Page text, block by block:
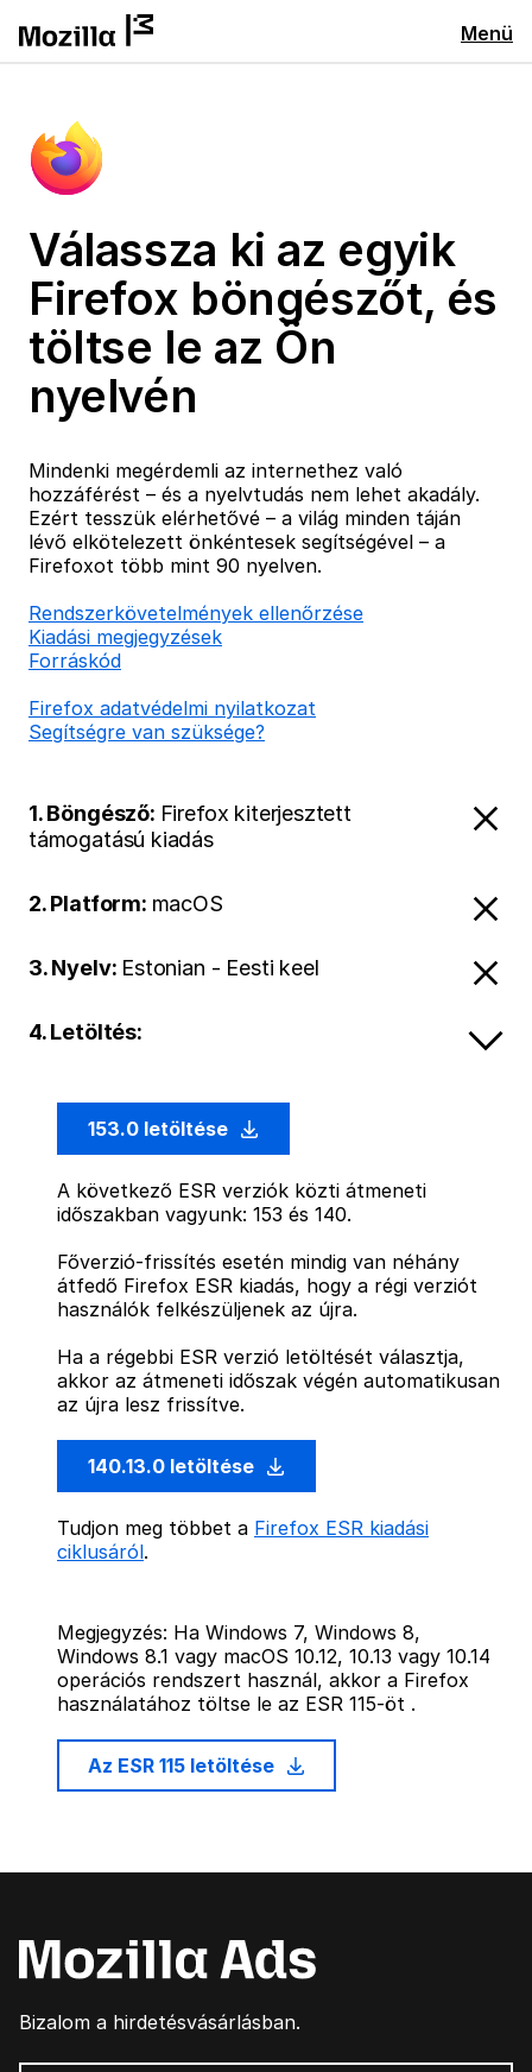
Menü
Válassza ki az egyik
Firefox böngészőt, és
töltse le az Ön
nyelvén
Mindenki megérdemli az internethez való
hozzáférést – és a nyelvtudás nem lehet akadály.
Ezért tesszük elérhetővé – a világ minden táján
lévő elkötelezett önkéntesek segítségével – a
Firefoxot több mint 90 nyelven.
Rendszerkövetelmények ellenőrzése
Kiadási megjegyzések
Forráskód
Firefox adatvédelmi nyilatkozat
Segítségre van szüksége?
1. Böngésző: Firefox kiterjesztett
támogatású kiadás
2. Platform: macOS
3. Nyelv: Estonian - Eesti keel
4. Letöltés:
153.0 letöltése
A következő ESR verziók közti átmeneti
időszakban vagyunk: 153 és 140.
Főverzió-frissítés esetén mindig van néhány
átfedő Firefox ESR kiadás, hogy a régi verziót
használók felkészüljenek az újra.
Ha a régebbi ESR verzió letöltését választja,
akkor az átmeneti időszak végén automatikusan
az újra lesz frissítve.
140.13.0 letöltése
Tudjon meg többet a Firefox ESR kiadási
ciklusáról.
Megjegyzés: Ha Windows 7, Windows 8,
Windows 8.1 vagy macOS 10.12, 10.13 vagy 10.14
operációs rendszert használ, akkor a Firefox
használatához töltse le az ESR 115-öt .
Az ESR 115 letöltése
Bizalom a hirdetésvásárlásban.